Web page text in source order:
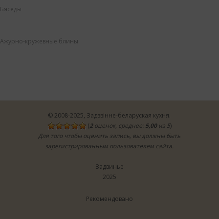
Бяседы
Ажурно-кружевные блины
© 2008-2025, Задзвінне-беларуская кухня.
(2оценок, среднее: 5,00из 5)
Для того чтобы оценить запись, вы должны быть
зарегистрированным пользователем сайта.
Задвинье
2025
Рекомендовано